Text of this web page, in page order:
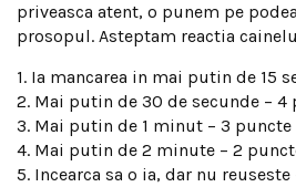
priveasca atent, o punem pe
prosopul. Asteptam reactia
1. Ia mancarea in mai putin de 15
2. Mai putin de 30 de secunde – 4
3. Mai putin de 1 minut – 3 puncte
4. Mai putin de 2 minute – 2
5. Incearca sa o ia, dar nu reuseste